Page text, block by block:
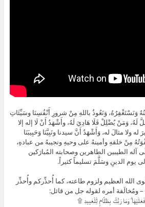
وَنَسْتَغْفِرُهُ، وَنَعُوذُ باللهِ مِنْ شرورِ أَنْفُسِنَا وسَيِّئَاتِ
لَهُ، وَمَنْ يُضْلِلْ فَلَا هَادِيَ لَهُ، وأَشْهَدُ أَنْ لَا إله إلا
ولا مثالَ له، وَأَشْهَدُ أَنَّ سيدنا ونَبِيَّنَا وَحَبِيبَنَا
مِنْ خلقهِ وأمينهُ على وحيهِ ونجيبهُ من عبادهِ،
آله الطيبين الطاهرين وصحابته المُبارَكين
يوم الدينِ وسَلَّمَ تسليماً كثيراً.
الله العظيم ولزوم طاعته، كما أُحذِّركم وأُحذِّر
ومُخالَفة أمره لقوله جل من قائل:
وَمَا رَبُّكَ بِظَلَّامٍ لِّلْعَبِيدِ ۩